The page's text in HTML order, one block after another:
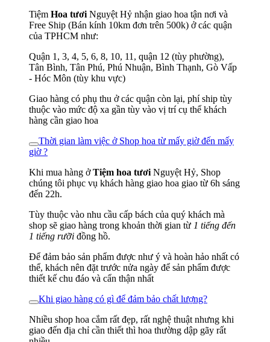
Tiệm Hoa tươi Nguyệt Hỷ nhận giao hoa tận nơi và
Free Ship (Bán kính 10km đơn trên 500k) ở các quận
của TPHCM như:
Quận 1, 3, 4, 5, 6, 8, 10, 11, quận 12 (tùy phường),
Tân Bình, Tân Phú, Phú Nhuận, Bình Thạnh, Gò Vấp
- Hóc Môn (tùy khu vực)
Giao hàng có phụ thu ở các quận còn lại, phí ship tùy
thuộc vào mức độ xa gần tùy vào vị trí cụ thể khách
hàng cần giao hoa
Thời gian làm việc ở Shop hoa từ mấy giờ đến mấy
giờ ?
Khi mua hàng ởTiệm hoa tươi Nguyệt Hỷ, Shop
chúng tôi phục vụ khách hàng giao hoa giao từ 6h sáng
đến 22h.
Tùy thuộc vào nhu cầu cấp bách của quý khách mà
shop sẽ giao hàng trong khoản thời gian từ 1 tiếng đến
1 tiếng rưỡi đồng hồ.
Để đảm bảo sản phẩm được như ý và hoàn hảo nhất có
thể, khách nên đặt trước nửa ngày để sản phẩm được
thiết kế chu đáo và cẩn thận nhất
Khi giao hàng có gì để đảm bảo chất lượng?
Nhiều shop hoa cắm rất đẹp, rất nghệ thuật nhưng khi
giao đến địa chỉ cần thiết thì hoa thường dập gãy rất